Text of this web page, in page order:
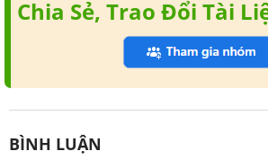
Chia Sẻ, Trao Đổi Tài
BÌNH LUẬN